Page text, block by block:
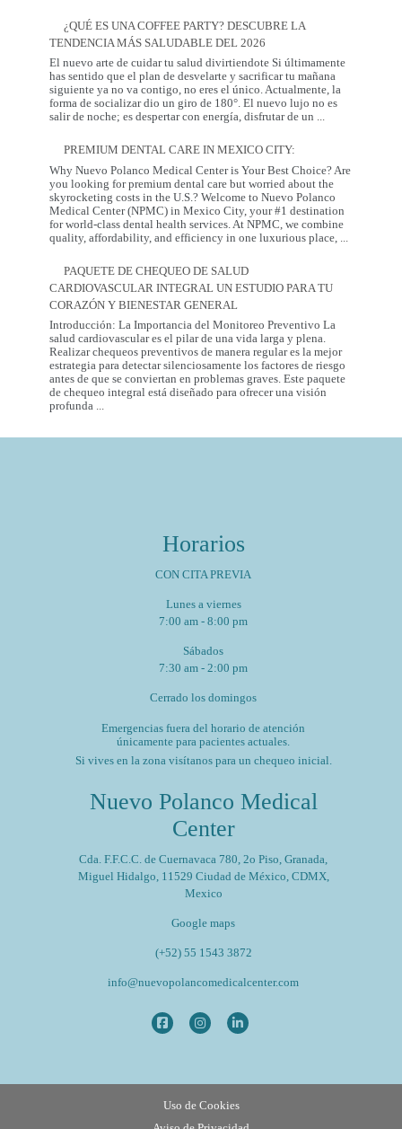
la
Innovación
Occidental
y
la
Tradición
Coreana
¿QUÉ ES UNA COFFEE PARTY? DESCUBRE LA
TENDENCIA MÁS SALUDABLE DEL 2026
El nuevo arte de cuidar tu salud divirtiendote Si últimamente
has sentido que el plan de desvelarte y sacrificar tu mañana
siguiente ya no va contigo, no eres el único. Actualmente, la
forma de socializar dio un giro de 180°. El nuevo lujo no es
salir de noche; es despertar con energía, disfrutar de un ...
Party?
Descubre
la
tendencia
más
saludable
PREMIUM DENTAL CARE IN MEXICO CITY:
Why Nuevo Polanco Medical Center is Your Best Choice? Are
you looking for premium dental care but worried about the
skyrocketing costs in the U.S.? Welcome to Nuevo Polanco
Medical Center (NPMC) in Mexico City, your #1 destination
for world-class dental health services. At NPMC, we combine
quality, affordability, and efficiency in one luxurious place,
PAQUETE DE CHEQUEO DE SALUD
CARDIOVASCULAR INTEGRAL UN ESTUDIO PARA TU
CORAZÓN Y BIENESTAR GENERAL
Introducción: La Importancia del Monitoreo Preventivo La
salud cardiovascular es el pilar de una vida larga y plena.
Realizar chequeos preventivos de manera regular es la mejor
estrategia para detectar silenciosamente los factores de riesgo
antes de que se conviertan en problemas graves. Este paquete
de chequeo integral está diseñado para ofrecer una visión
profunda ...
Horarios
CON CITA PREVIA
Lunes a viernes
7:00 am - 8:00 pm
Sábados
7:30 am - 2:00 pm
Cerrado los domingos
Emergencias fuera del horario de atención
únicamente para pacientes actuales.
Si vives en la zona visítanos para un chequeo inicial.
Nuevo Polanco Medical
Center
Cda. F.F.C.C. de Cuernavaca 780, 2o Piso, Granada,
Miguel Hidalgo, 11529 Ciudad de México, CDMX,
Mexico
Google maps
(+52) 55 1543 3872
info@nuevopolancomedicalcenter.com
Uso de Cookies